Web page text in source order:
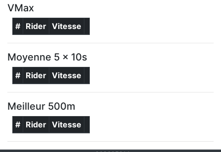
VMax
# Rider Vitesse
Moyenne 5 x 10s
# Rider Vitesse
Meilleur 500m
# Rider Vitesse